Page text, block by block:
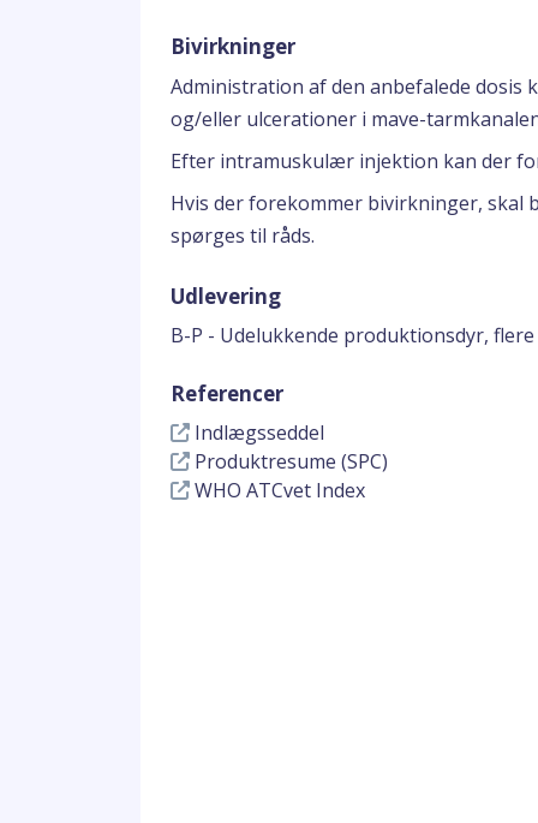
Bivirkninger
Administration af den anbefalede
og/eller ulcerationer i mave-
Efter intramuskulær injektion kan der
Hvis der forekommer bivirkninger, skal
spørges til råds.
Udlevering
B-P - Udelukkende produktionsdyr,
Referencer
Indlægsseddel
Produktresume (SPC)
WHO ATCvet Index